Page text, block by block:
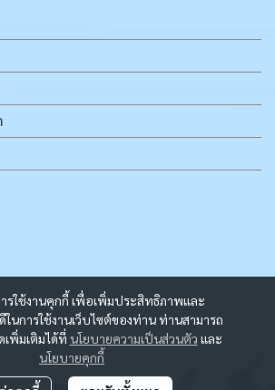
รใช้งานคุกกี้ เพื่อเพิ่มประสิทธิภาพและ
นการใช้งานเว็บไซต์ของท่าน ท่านสามารถ
เพิ่มเติมได้ที่ นโยบายความเป็นส่วนตัว และ
นโยบายคุกกี้